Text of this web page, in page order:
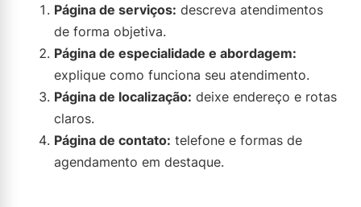
Página de serviços: descreva atendimentos
de forma objetiva.
Página de especialidade e abordagem:
explique como funciona seu atendimento.
Página de localização: deixe endereço e rotas
claros.
Página de contato: telefone e formas de
agendamento em destaque.